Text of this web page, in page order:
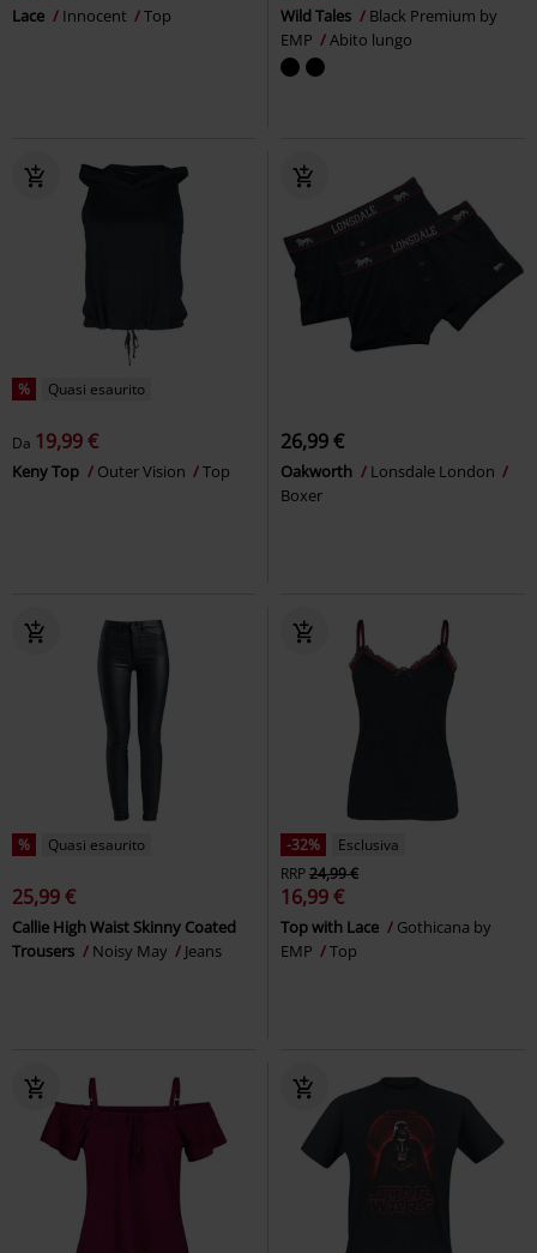
Lace Innocent Top Wild Tales
Black Premium by
EMP
Abito lungo
% Quasi esaurito
Da 19,99 €
Keny Top Outer Vision Top
26,99 €
Oakworth
Lonsdale London
Boxer
% Quasi esaurito
25,99 €
Callie High Waist Skinny Coated
Trousers
Noisy May Jeans
-32%
Esclusiva
RRP24,99 €
16,99 €
Top with Lace
Gothicana by
EMP
Top